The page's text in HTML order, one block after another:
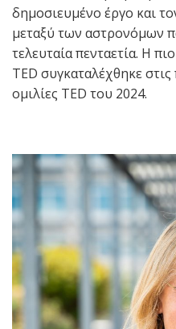
δημοσιευμένο έργο και
μεταξύ των αστρονόμων
τελευταία πενταετία. Η
TED συγκαταλέχθηκε
ομιλίες TED του 2024.